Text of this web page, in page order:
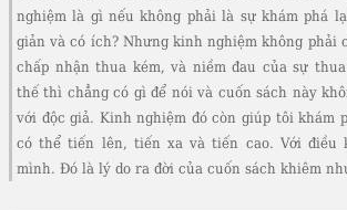
nghiệm là gì nếu không phải là sự khám phá
giản và có ích? Nhưng kinh nghiệm không phải
chấp nhận thua kém, và niềm đau của sự
thế thì chẳng có gì để nói và cuốn sách này
với độc giả. Kinh nghiệm đó còn giúp tôi khám
có thể tiến lên, tiến xa và tiến cao. Với điều
mình. Đó là lý do ra đời của cuốn sách khiêm